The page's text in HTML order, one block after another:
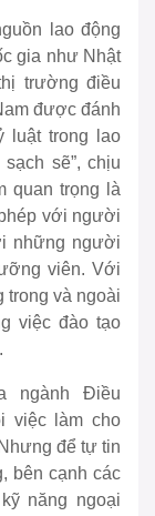
lao động
gia như Nhật
trường điều
được đánh
luật trong lao
sẽ”, chịu
quan trọng là
với người
những người
viên. Với
trong và ngoài
việc đào tạo
ngành Điều
việc làm cho
để tự tin
bên cạnh các
năng ngoại